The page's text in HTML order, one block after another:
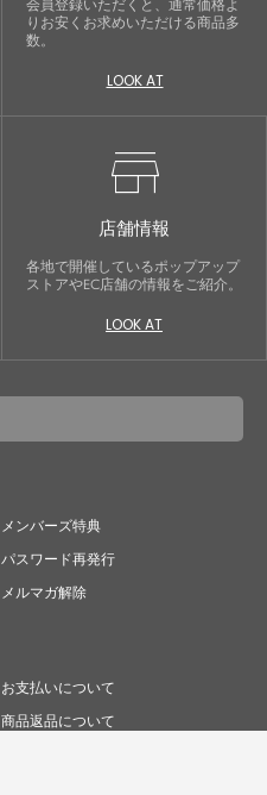
会員登録いただくと、通常価格よ
りお安くお求めいただける商品多
数。
LOOK AT
store
店舗情報
各地で開催しているポップアップ
ストアやEC店舗の情報をご紹介。
LOOK AT
メンバーズ特典
パスワード再発行
メルマガ解除
お支払いについて
商品返品について